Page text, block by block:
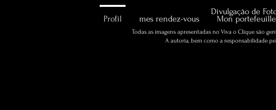
Divulgação de
Todas as imagens apresentadas no Viva o Clique são
A autoria, bem como a responsabilidade
Profil mes rendez-vous Mon portefeuille